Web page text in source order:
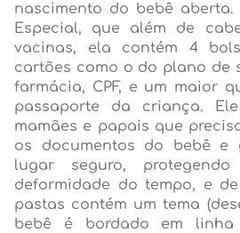
nascimento do bebê aberta.
Especial, que além de
vacinas, ela contém 4
cartões como o do plano de
farmácia, CPF, e um maior
passaporte da criança.
mamães e papais que
os documentos do bebê e
lugar seguro,
deformidade do tempo, e
pastas contém um tema
bebê é bordado em